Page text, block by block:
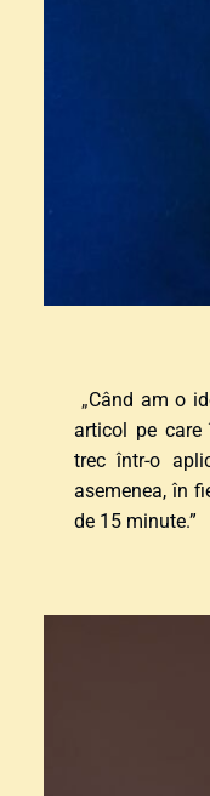
„Când am o
articol pe care
trec într-o
asemenea, în
de 15 minute.”